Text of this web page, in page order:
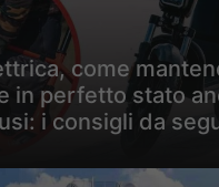
come
in perfetto stato
i consigli da